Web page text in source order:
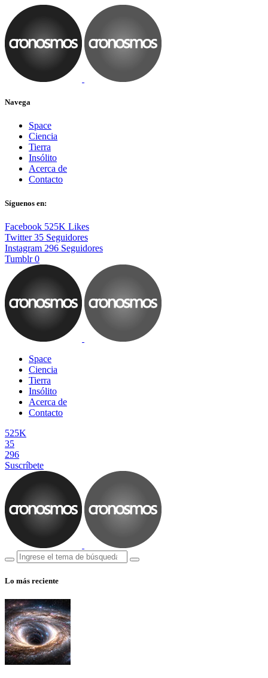
Navega
Space
Ciencia
Tierra
Insólito
Acerca de
Contacto
Síguenos en:
Facebook 525K Likes
Twitter 35 Seguidores
Instagram 296 Seguidores
Tumblr 0
Space
Ciencia
Tierra
Insólito
Acerca de
Contacto
525K
35
296
Suscríbete
Lo más reciente